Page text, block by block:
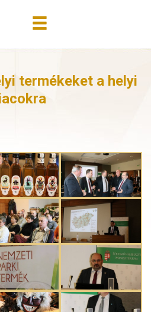
termékeket a helyi